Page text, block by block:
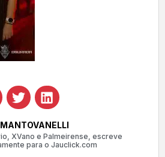
XVano e Palmeirense, escreve
para o Jauclick.com